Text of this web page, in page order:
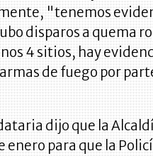
"tenemos
disparos a quema
4 sitios, hay
de fuego por
dijo que la
enero para que la